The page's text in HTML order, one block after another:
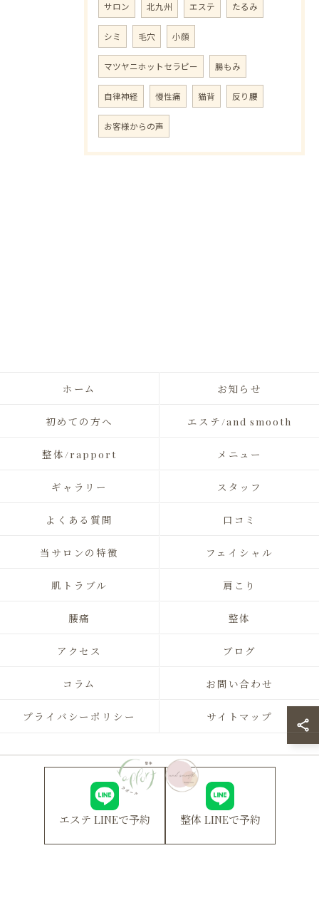
サロン 北九州 エステ たるみ
シミ 毛穴 小顔
マツヤニホットセラピー 腸もみ
自律神経 慢性痛 猫背 反り腰
お客様からの声
エステ LINEで予約 整体 LINEで予約
ホーム お知らせ
初めての方へ エステ/and smooth
整体/rapport メニュー
ギャラリー スタッフ
よくある質問 口コミ
当サロンの特徴 フェイシャル
肌トラブル 肩こり
腰痛 整体
アクセス ブログ
コラム お問い合わせ
プライバシーポリシー サイトマップ